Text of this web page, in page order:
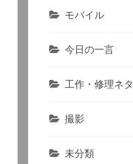
モバイル
今日の一言
工作・修理ネタ
撮影
未分類